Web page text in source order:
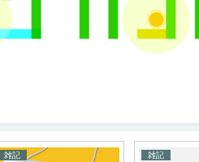
雑記 雑記